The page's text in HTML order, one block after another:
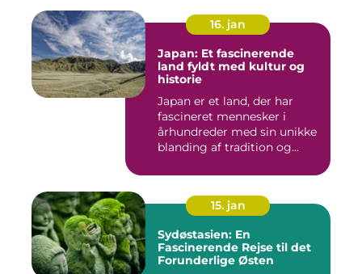
16. jan
Japan: Et fascinerende
land fyldt med kultur og
historie
Japan er et land, der har
fascineret mennesker i
århundreder med sin unikke
blanding af tradition og...
15. jan
Sydøstasien: En
Fascinerende Rejse til det
Forunderlige Østen